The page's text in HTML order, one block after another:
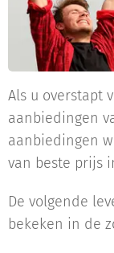
Als u overstapt
aanbiedingen
aanbiedingen
van beste prijs
De volgende
bekeken in de